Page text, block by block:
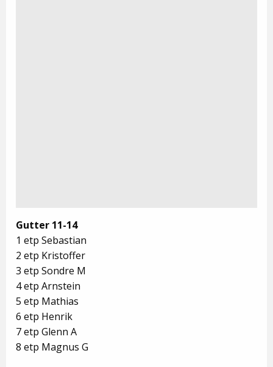
Gutter 11-14
1 etp Sebastian
2 etp Kristoffer
3 etp Sondre M
4 etp Arnstein
5 etp Mathias
6 etp Henrik
7 etp Glenn A
8 etp Magnus G